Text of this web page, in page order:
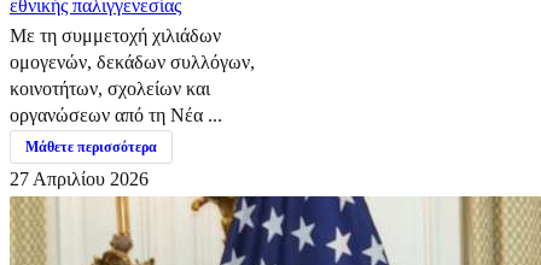
εθνικής παλιγγενεσίας
Με τη συμμετοχή χιλιάδων
ομογενών, δεκάδων συλλόγων,
κοινοτήτων, σχολείων και
οργανώσεων από τη Νέα ...
Μάθετε περισσότερα
27 Απριλίου 2026